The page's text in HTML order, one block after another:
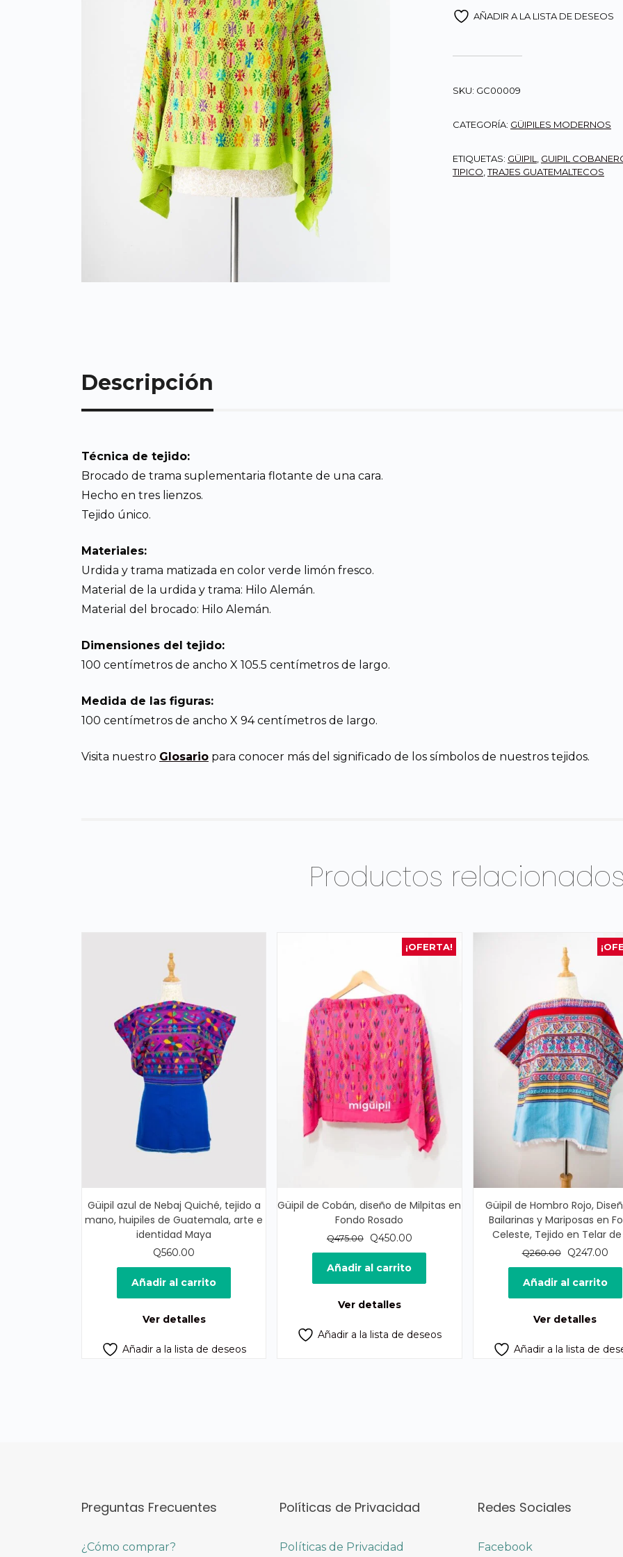
AÑADIR A LA LISTA DE DESEOS
SKU: GC00009
CATEGORÍA: GÜIPILES MODERNOS
ETIQUETAS: GÜIPIL
GUIPIL
TIPICO ,TRAJES GUATEMALTECOS
Descripción
Técnica de tejido:
Brocado de trama suplementaria flotante de una cara.
Hecho en tres lienzos.
Tejido único.
Materiales:
Urdida y trama matizada en color verde limón fresco.
Material de la urdida y trama: Hilo Alemán.
Material del brocado: Hilo Alemán.
Dimensiones del tejido:
100 centímetros de ancho X 105.5 centímetros de largo.
Medida de las figuras:
100 centímetros de ancho X 94 centímetros de largo.
Visita nuestro Glosario para conocer más del significado de los símbolos de nuestros tejidos.
Productos
Güipil azul de Nebaj Quiché, tejido a
mano, huipiles de Guatemala, arte e
identidad Maya
Q560.00
Añadir al carrito
Ver detalles
Añadir a la lista de deseos
¡OFERTA!
Güipil de Cobán, diseño de Milpitas en
Fondo Rosado
Q475.00
El
precio
original
era:
Q450.00El
precio
actual
es:
Añadir al carrito
Ver detalles
Añadir a la lista de deseos
Güipil de Hombro Rojo,
Bailarinas y Mariposas en
Celeste, Tejido en Telar de
Q260.00
El
precio
original
era:
Q247.00El
es:
Añadir al carrito
Ver detalles
Añadir a la lista de
Preguntas Frecuentes
¿Cómo comprar?
Políticas de Privacidad
Políticas de Privacidad
Redes Sociales
Facebook